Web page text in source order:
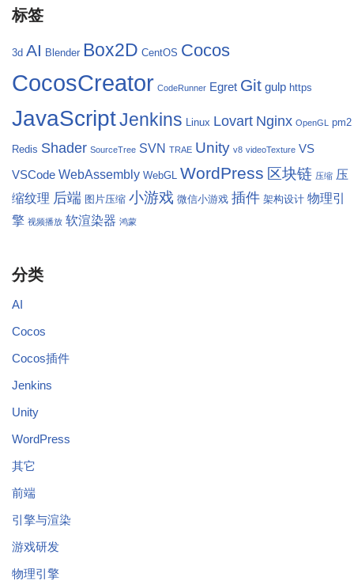
标签
3d AI Blender Box2D CentOS Cocos
CocosCreator CodeRunner Egret Git gulp https
JavaScriptJenkins Linux Lovart Nginx OpenGL pm2
Redis Shader SourceTree SVN TRAE Unity v8 videoTexture VS
VSCode WebAssembly WebGL WordPress 区块链 压缩 压
缩纹理 后端 图片压缩 小游戏 微信小游戏 插件 架构设计 物理引
擎 视频播放 软渲染器 鸿蒙
分类
AI
Cocos
Cocos插件
Jenkins
Unity
WordPress
其它
前端
引擎与渲染
游戏研发
物理引擎